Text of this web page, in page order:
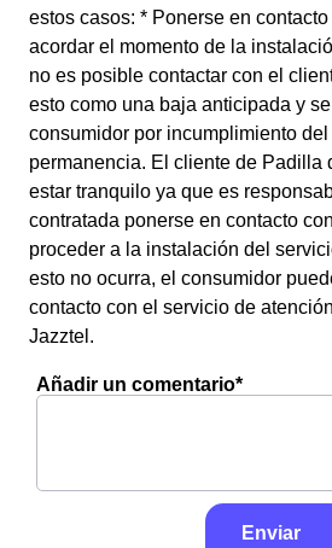
estos casos: * Ponerse en
acordar el momento de la
no es posible contactar con el
esto como una baja anticipada y
consumidor por incumplimiento
permanencia. El cliente de Padilla
estar tranquilo ya que es
contratada ponerse en contacto
proceder a la instalación del
esto no ocurra, el consumidor
contacto con el servicio de
Jazztel.
Añadir un comentario*
Enviar